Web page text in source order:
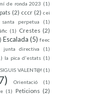
de ronda 2023 (1)
(2) cccr (2) cei
perpetua
(1)
(1) Crestes (2)
Escalada (5) feec
junta directiva (1)
la pica d'estats (1)
VALENT@! (1)
Orientació (1)
(1) Peticions (2)